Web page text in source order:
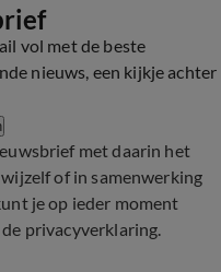
vol met de beste
nieuws, een kijkje achter
met daarin het
of in samenwerking
je op ieder moment
privacyverklaring.